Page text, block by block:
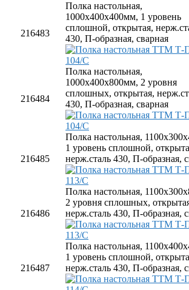
216483
Полка настольная,
1000х400х400мм, 1 уровень
сплошной, открытая,
430, П-образная, сварная
216484
Полка настольная,
1000х400х800мм, 2 уровня
сплошных, открытая,
430, П-образная, сварная
216485
Полка настольная,
1 уровень сплошной,
нерж.сталь 430, П-образная,
216486
Полка настольная,
2 уровня сплошных,
нерж.сталь 430, П-образная,
216487
Полка настольная,
1 уровень сплошной,
нерж.сталь 430, П-образная,